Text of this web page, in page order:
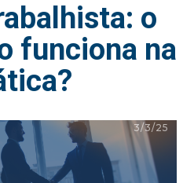
o
funciona na
3/3/25